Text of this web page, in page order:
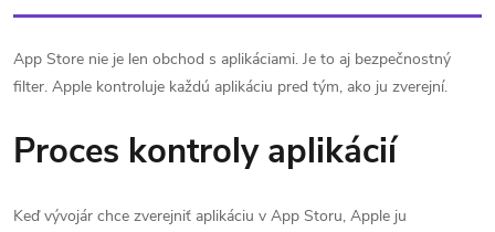
App Store nie je len obchod s aplikáciami. Je to aj bezpečnostný
filter. Apple kontroluje každú aplikáciu pred tým, ako ju zverejní.
Proces kontroly aplikácií
Keď vývojár chce zverejniť aplikáciu v App Storu, Apple ju